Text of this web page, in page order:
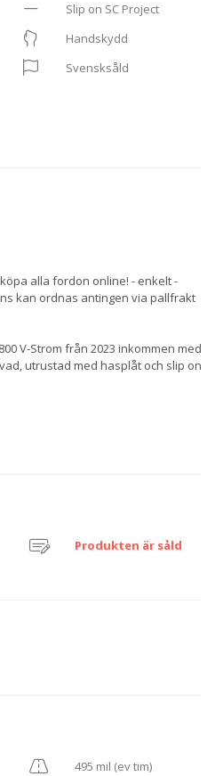
Slip on SC Project
Handskydd
Svensksåld
alla fordon online! - enkelt -
kan ordnas antingen via pallfrakt
V-Strom från 2023 inkommen med
utrustad med hasplåt och slip on
Produkten är såld
495 mil (ev tim)